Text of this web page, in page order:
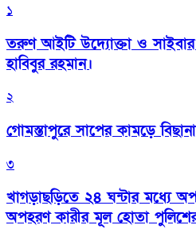
১
তরুণ আইটি উদ্যোক্তা ও সাইবার
হাবিবুর রহমান।
২
গোমস্তাপুরে সাপের কামড়ে
৩
খাগড়াছড়িতে ২৪ ঘন্টার মধ্যে
অপহরণ কারীর মূল হোতা